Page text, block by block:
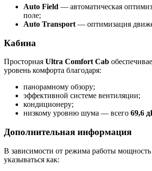
Auto Field — автоматическая
поле;
Auto Transport — оптимизация
Кабина
Просторная Ultra Comfort Cab
уровень комфорта благодаря:
панорамному обзору;
эффективной системе вентиляции;
кондиционеру;
низкому уровню шума — всего 69,6
Дополнительная информация
В зависимости от режима работы мощность
указываться как: